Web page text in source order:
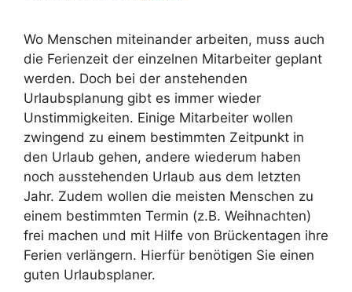
Wo Menschen miteinander arbeiten, muss auch
die Ferienzeit der einzelnen Mitarbeiter geplant
werden. Doch bei der anstehenden
Urlaubsplanung gibt es immer wieder
Unstimmigkeiten. Einige Mitarbeiter wollen
zwingend zu einem bestimmten Zeitpunkt in
den Urlaub gehen, andere wiederum haben
noch ausstehenden Urlaub aus dem letzten
Jahr. Zudem wollen die meisten Menschen zu
einem bestimmten Termin (z.B. Weihnachten)
frei machen und mit Hilfe von Brückentagen ihre
Ferien verlängern. Hierfür benötigen Sie einen
guten Urlaubsplaner.